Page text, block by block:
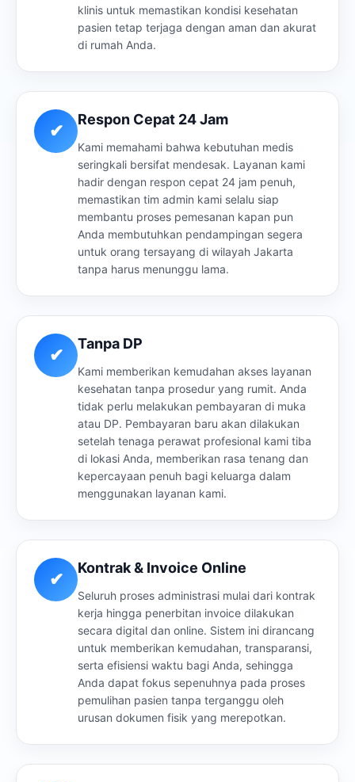
klinis untuk memastikan kondisi kesehatan
pasien tetap terjaga dengan aman dan akurat
di rumah Anda.
✔
Respon Cepat 24 Jam
Kami memahami bahwa kebutuhan medis
seringkali bersifat mendesak. Layanan kami
hadir dengan respon cepat 24 jam penuh,
memastikan tim admin kami selalu siap
membantu proses pemesanan kapan pun
Anda membutuhkan pendampingan segera
untuk orang tersayang di wilayah Jakarta
tanpa harus menunggu lama.
✔
Tanpa DP
Kami memberikan kemudahan akses layanan
kesehatan tanpa prosedur yang rumit. Anda
tidak perlu melakukan pembayaran di muka
atau DP. Pembayaran baru akan dilakukan
setelah tenaga perawat profesional kami tiba
di lokasi Anda, memberikan rasa tenang dan
kepercayaan penuh bagi keluarga dalam
menggunakan layanan kami.
✔
Kontrak & Invoice Online
Seluruh proses administrasi mulai dari kontrak
kerja hingga penerbitan invoice dilakukan
secara digital dan online. Sistem ini dirancang
untuk memberikan kemudahan, transparansi,
serta efisiensi waktu bagi Anda, sehingga
Anda dapat fokus sepenuhnya pada proses
pemulihan pasien tanpa terganggu oleh
urusan dokumen fisik yang merepotkan.